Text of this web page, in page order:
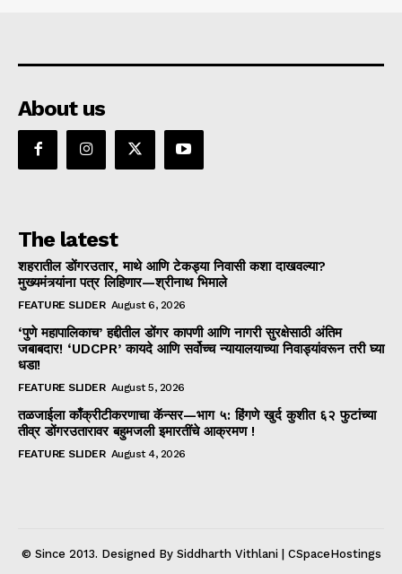
About us
The latest
शहरातील डोंगरउतार, माथे आणि टेकड्या निवासी कशा दाखवल्या?
मुख्यमंत्र्यांना पत्र लिहिणार—श्रीनाथ भिमाले
FEATURE SLIDER August 6, 2026
‘पुणे महापालिकाच’ हद्दीतील डोंगर कापणी आणि नागरी सुरक्षेसाठी अंतिम
जबाबदार! ‘UDCPR’ कायदे आणि सर्वोच्च न्यायालयाच्या निवाड्यांवरून तरी घ्या
धडा!
FEATURE SLIDER August 5, 2026
तळजाईला काँक्रीटीकरणाचा कॅन्सर—भाग ५: हिंगणे खुर्द कुशीत ६२ फुटांच्या
तीव्र डोंगरउतारावर बहुमजली इमारतींचे आक्रमण !
FEATURE SLIDER August 4, 2026
© Since 2013. Designed By Siddharth Vithlani | CSpaceHostings